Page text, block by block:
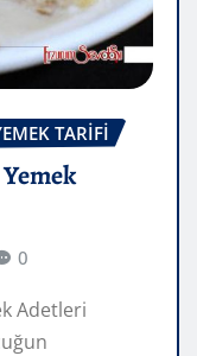
TARIFI
0
Adetleri